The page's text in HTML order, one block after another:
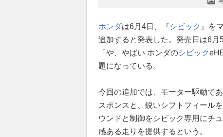
ホンダは6月4日、『シビック 』を
追加すると発表した。発売日は6月
「や、やばい ホンダのシビック
題になっている。
今回の追加では、モーター駆動で
スポンスと、鋭いシフトフィール
ウンドと制御をシビック専用にチ
感ある走りを提供するという。